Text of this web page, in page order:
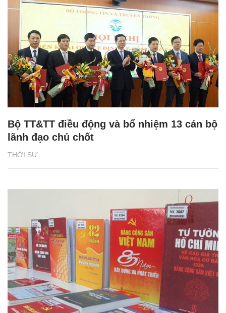
THỜI SỰ
Bộ TT&TT điều động và bổ nhiệm 13 cán bộ
lãnh đạo chủ chốt